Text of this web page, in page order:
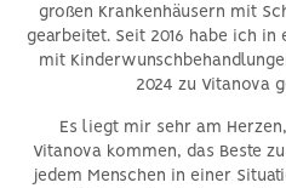
großen Krankenhäusern mit
gearbeitet. Seit 2016 habe ich
mit
2024 zu Vitanova
Es liegt mir sehr am
Vitanova kommen, das Beste
jedem Menschen in einer